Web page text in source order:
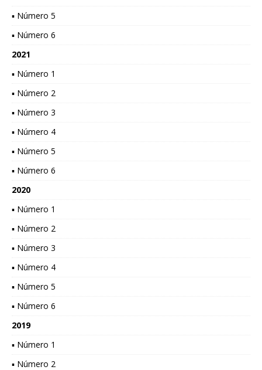
▪ Número 5
▪ Número 6
2021
▪ Número 1
▪ Número 2
▪ Número 3
▪ Número 4
▪ Número 5
▪ Número 6
2020
▪ Número 1
▪ Número 2
▪ Número 3
▪ Número 4
▪ Número 5
▪ Número 6
2019
▪ Número 1
▪ Número 2